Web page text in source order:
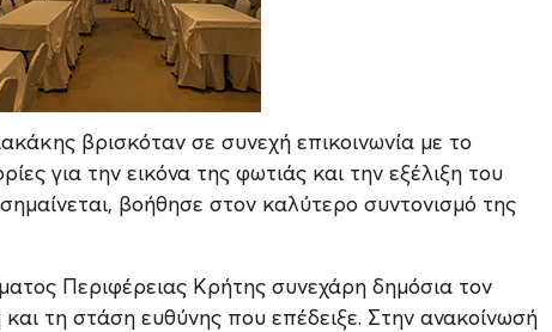
βρισκόταν σε συνεχή επικοινωνία με το
για την εικόνα της φωτιάς και την εξέλιξη του
βοήθησε στον καλύτερο συντονισμό της
Περιφέρειας Κρήτης συνεχάρη δημόσια τον
τη στάση ευθύνης που επέδειξε. Στην ανακοίνωσή